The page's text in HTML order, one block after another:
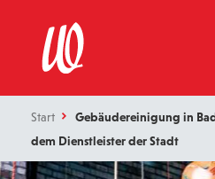
Start
Gebäudereinigung in
dem Dienstleister der Stadt